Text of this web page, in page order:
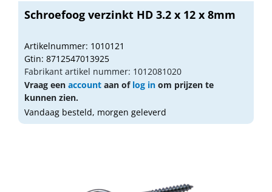
Schroefoog verzinkt HD 3.2 x 12 x 8mm
Artikelnummer: 1010121
Gtin: 8712547013925
Fabrikant artikel nummer: 1012081020
Vraag een account aan of log in om prijzen te
kunnen zien.
Vandaag besteld, morgen geleverd